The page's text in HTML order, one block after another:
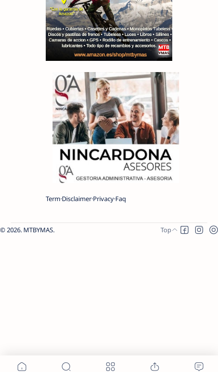
Term Disclaimer Privacy Faq
2026. MTBYMAS.